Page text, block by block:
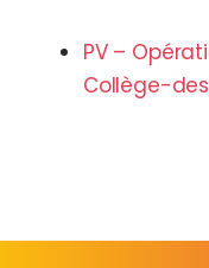
PV –
Collège-